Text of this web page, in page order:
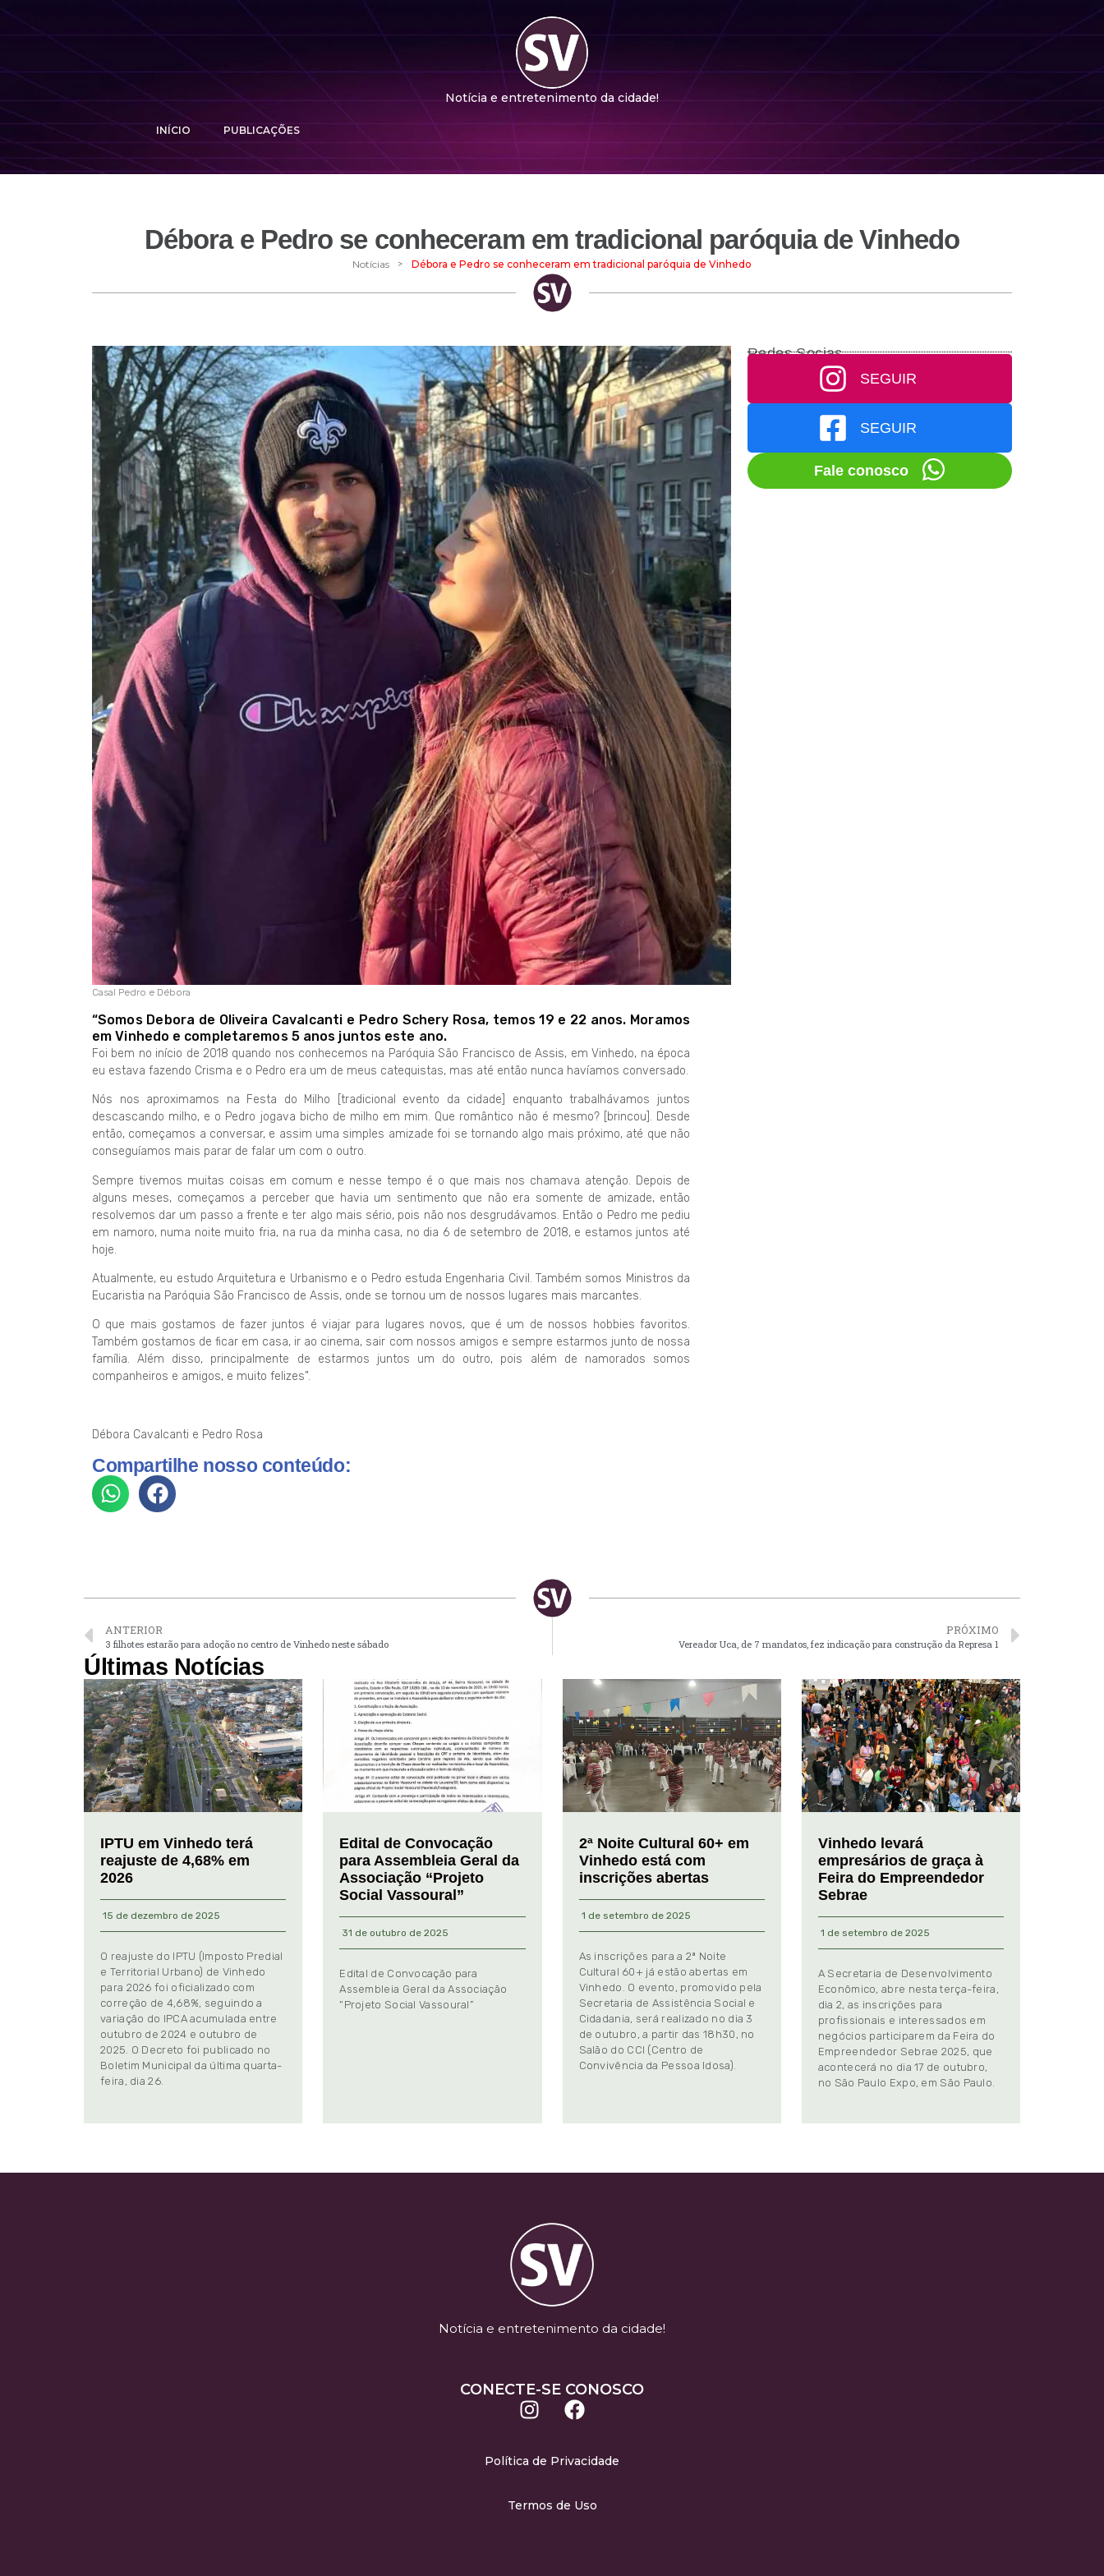
Notícia e entretenimento da cidade!
INÍCIO PUBLICAÇÕES
Débora e Pedro se conheceram em tradicional paróquia de Vinhedo
Notícias > Débora e Pedro se conheceram em tradicional paróquia de Vinhedo
Casal Pedro e Débora
“Somos Debora de Oliveira Cavalcanti e Pedro Schery Rosa, temos 19 e 22 anos. Moramos
em Vinhedo e completaremos 5 anos juntos este ano.
Foi bem no início de 2018 quando nos conhecemos na Paróquia São Francisco de Assis, em Vinhedo, na época
eu estava fazendo Crisma e o Pedro era um de meus catequistas, mas até então nunca havíamos conversado.
Nós nos aproximamos na Festa do Milho [tradicional evento da cidade] enquanto trabalhávamos juntos
descascando milho, e o Pedro jogava bicho de milho em mim. Que romântico não é mesmo? [brincou]. Desde
então, começamos a conversar, e assim uma simples amizade foi se tornando algo mais próximo, até que não
conseguíamos mais parar de falar um com o outro.
Sempre tivemos muitas coisas em comum e nesse tempo é o que mais nos chamava atenção. Depois de
alguns meses, começamos a perceber que havia um sentimento que não era somente de amizade, então
resolvemos dar um passo a frente e ter algo mais sério, pois não nos desgrudávamos. Então o Pedro me pediu
em namoro, numa noite muito fria, na rua da minha casa, no dia 6 de setembro de 2018, e estamos juntos até
hoje.
Atualmente, eu estudo Arquitetura e Urbanismo e o Pedro estuda Engenharia Civil. Também somos Ministros da
Eucaristia na Paróquia São Francisco de Assis, onde se tornou um de nossos lugares mais marcantes.
O que mais gostamos de fazer juntos é viajar para lugares novos, que é um de nossos hobbies favoritos.
Também gostamos de ficar em casa, ir ao cinema, sair com nossos amigos e sempre estarmos junto de nossa
família. Além disso, principalmente de estarmos juntos um do outro, pois além de namorados somos
companheiros e amigos, e muito felizes”.
Débora Cavalcanti e Pedro Rosa
Compartilhe nosso conteúdo:
Redes Socias
SEGUIR
SEGUIR
Fale conosco
ANTERIOR
3 filhotes estarão para adoção no centro de Vinhedo neste sábado
PRÓXIMO
Vereador Uca, de 7 mandatos, fez indicação para construção da Represa 1
Últimas Notícias
IPTU em Vinhedo terá
reajuste de 4,68% em
2026
15 de dezembro de 2025
O reajuste do IPTU (Imposto Predial
e Territorial Urbano) de Vinhedo
para 2026 foi oficializado com
correção de 4,68%, seguindo a
variação do IPCA acumulada entre
outubro de 2024 e outubro de
2025. O Decreto foi publicado no
Boletim Municipal da última quarta-
feira, dia 26.
Edital de Convocação
para Assembleia Geral da
Associação “Projeto
Social Vassoural”
31 de outubro de 2025
Edital de Convocação para
Assembleia Geral da Associação
“Projeto Social Vassoural”
2ª Noite Cultural 60+ em
Vinhedo está com
inscrições abertas
1 de setembro de 2025
As inscrições para a 2ª Noite
Cultural 60+ já estão abertas em
Vinhedo. O evento, promovido pela
Secretaria de Assistência Social e
Cidadania, será realizado no dia 3
de outubro, a partir das 18h30, no
Salão do CCI (Centro de
Convivência da Pessoa Idosa).
Vinhedo levará
empresários de graça à
Feira do Empreendedor
Sebrae
1 de setembro de 2025
A Secretaria de Desenvolvimento
Econômico, abre nesta terça-feira,
dia 2, as inscrições para
profissionais e interessados em
negócios participarem da Feira do
Empreendedor Sebrae 2025, que
acontecerá no dia 17 de outubro,
no São Paulo Expo, em São Paulo.
Notícia e entretenimento da cidade!
CONECTE-SE CONOSCO
Política de Privacidade
Termos de Uso